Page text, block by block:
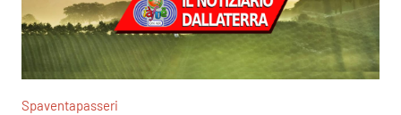
Spaventapasseri